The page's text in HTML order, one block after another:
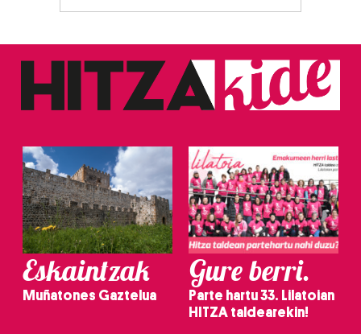
Eskaintzak
Muñatones Gaztelua
Gure berri.
Parte hartu 33. Lilatoian
HITZA taldearekin!